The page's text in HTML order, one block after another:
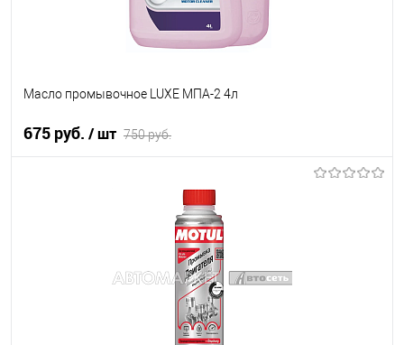
Масло промывочное LUXE МПА-2 4л
675 руб. / шт 750 руб.
В корзину